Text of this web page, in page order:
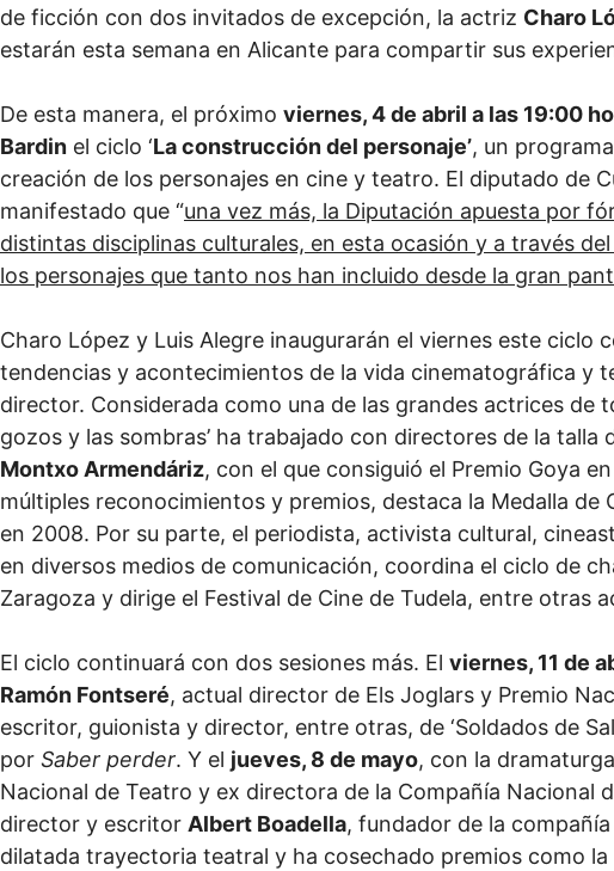
de ficción con dos invitados de excepción, la actriz Charo
estarán esta semana en Alicante para compartir sus
De esta manera, el próximo viernes, 4 de abril a las 19:00
Bardin el ciclo ‘La construcción del personaje’, un
creación de los personajes en cine y teatro. El diputado de
manifestado que “una vez más, la Diputación apuesta por
distintas disciplinas culturales, en esta ocasión y a través
los personajes que tanto nos han incluido desde la gran
Charo López y Luis Alegre inaugurarán el viernes este ciclo
tendencias y acontecimientos de la vida cinematográfica y
director. Considerada como una de las grandes actrices de
gozos y las sombras’ ha trabajado con directores de la talla
Montxo Armendáriz, con el que consiguió el Premio Goya
múltiples reconocimientos y premios, destaca la Medalla de
en 2008. Por su parte, el periodista, activista cultural,
en diversos medios de comunicación, coordina el ciclo de
Zaragoza y dirige el Festival de Cine de Tudela, entre otras
El ciclo continuará con dos sesiones más. El viernes, 11 de
Ramón Fontseré, actual director de Els Joglars y Premio
escritor, guionista y director, entre otras, de ‘Soldados de
por Saber perder. Y el jueves, 8 de mayo, con la
Nacional de Teatro y ex directora de la Compañía Nacional
director y escritor Albert Boadella, fundador de la
dilatada trayectoria teatral y ha cosechado premios como la